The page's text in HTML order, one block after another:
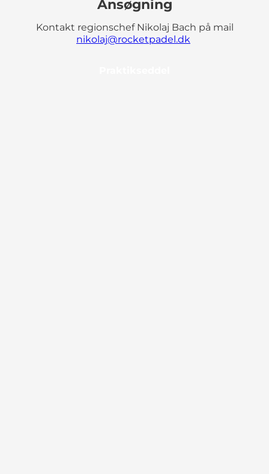
Ansøgning
Kontakt regionschef Nikolaj Bach på mail
nikolaj@rocketpadel.dk